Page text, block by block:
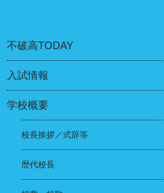
不破高TODAY
入試情報
学校概要
校長挨拶／式辞等
歴代校長